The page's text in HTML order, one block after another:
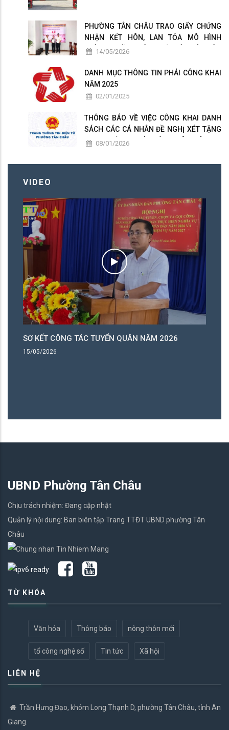
PHƯỜNG TÂN CHÂU TRAO GIẤY CHỨNG
NHẬN KẾT HÔN, LAN TỎA MÔ HÌNH
CHÍNH QUYỀN THÂN THIỆN VÌ NHÂN DÂN
14/05/2026
DANH MỤC THÔNG TIN PHẢI CÔNG KHAI
NĂM 2025
02/01/2025
THÔNG BÁO VỀ VIỆC CÔNG KHAI DANH
SÁCH CÁC CÁ NHÂN ĐỀ NGHỊ XÉT TẶNG
DANH HIỆU " NHÀ GIÁO NHÂN DÂN ", "
LẦN THỨ 17 NĂM 2026
08/01/2026
VIDEO
HỘI NGHỊ SƠ KẾT TÌNH HÌNH, KẾT QUẢ QUÝ I
HIỆN NGHỊ QUYẾT SỐ 57-NQ/TW CỦA BỘ CHÍNH
UBND Phường Tân Châu
Chịu trách nhiệm: Đang cập nhật
Quản lý nội dung: Ban biên tập Trang TTĐT UBND phường Tân
Châu
TỪ KHÓA
Văn hóa Thông báo nông thôn mới
tổ công nghệ số Tin tức Xã hội
LIÊN HỆ
Trần Hưng Đạo, khóm Long Thạnh D, phường Tân Châu, tỉnh An
Giang.